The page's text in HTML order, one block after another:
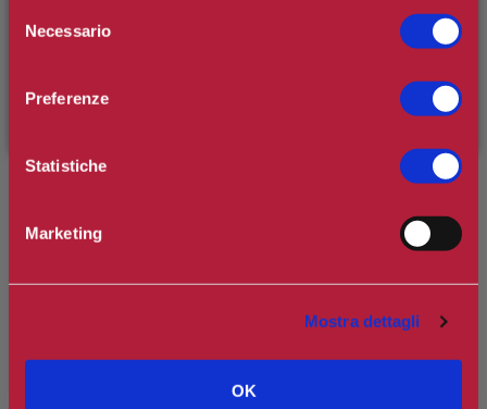
delNecessario
Preferenze
Statistiche
Marketing
Mostra dettagli
OK
Spedizione in Italia gratuita se il carrello supera i 60€
Ottieni 0 punti Camilleri Fidelity Card -Regolamento
e usufruisci dello
inserendo il codice